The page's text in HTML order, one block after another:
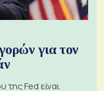
για τον
της Fed είναι